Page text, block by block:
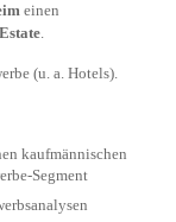
einen
(u. a. Hotels).
kaufmännischen
Segment